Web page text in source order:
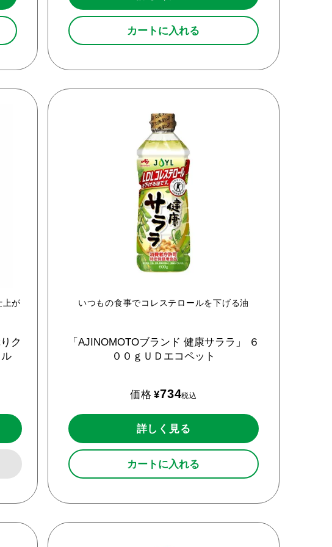
カートに入れる
上が
ク
いつもの食事でコレステロールを下げる油
「AJINOMOTOブランド 健康サララ」
６
００ｇＵＤエコペット
価格 ¥734税込
詳しく見る
カートに入れる